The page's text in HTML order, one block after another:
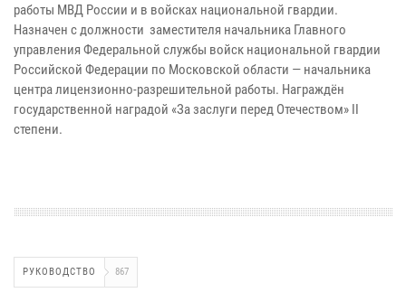
работы МВД России и в войсках национальной гвардии.
Назначен с должности заместителя начальника Главного
управления Федеральной службы войск национальной гвардии
Российской Федерации по Московской области — начальника
центра лицензионно-разрешительной работы. Награждён
государственной наградой «За заслуги перед Отечеством» II
степени.
РУКОВОДСТВО 867